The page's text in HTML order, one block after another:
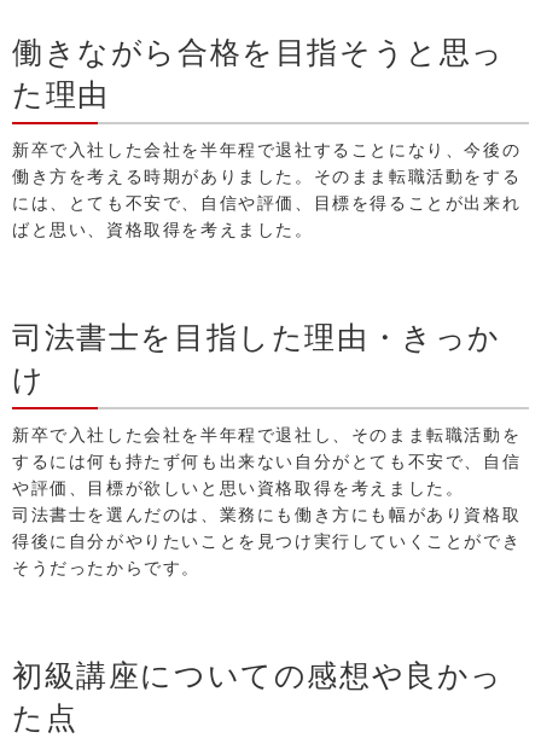
働きながら合格を目指そうと思っ
た理由
新卒で入社した会社を半年程で退社することになり、今後の
働き方を考える時期がありました。そのまま転職活動をする
には、とても不安で、自信や評価、目標を得ることが出来れ
ばと思い、資格取得を考えました。
司法書士を目指した理由・きっか
け
新卒で入社した会社を半年程で退社し、そのまま転職活動を
するには何も持たず何も出来ない自分がとても不安で、自信
や評価、目標が欲しいと思い資格取得を考えました。
司法書士を選んだのは、業務にも働き方にも幅があり資格取
得後に自分がやりたいことを見つけ実行していくことができ
そうだったからです。
初級講座についての感想や良かっ
た点